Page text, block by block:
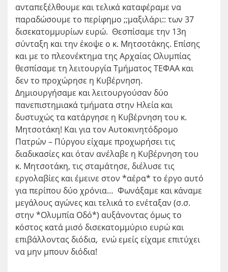
ανταπεξέλθουμε και τελικά καταφέραμε να
παραδώσουμε το περίφημο ;;μαξιλάρι:: των 37
δισεκατομμυρίων ευρώ. Θεσπίσαμε την 13η
σύνταξη και την έκοψε ο κ. Μητσοτάκης. Επίσης
και με το πλεονέκτημα της Αρχαίας Ολυμπίας
θεσπίσαμε τη λειτουργία Τμήματος ΤΕΦΑΑ και
δεν το προχώρησε η Κυβέρνηση.
Δημιουργήσαμε και λειτουργούσαν δύο
πανεπιστημιακά τμήματα στην Ηλεία και
δυστυχώς τα κατάργησε η Κυβέρνηση του κ.
Μητσοτάκη! Και για τον Αυτοκινητόδρομο
Πατρών – Πύργου είχαμε προχωρήσει τις
διαδικασίες και όταν ανέλαβε η Κυβέρνηση του
κ. Μητσοτάκη, τις σταμάτησε, διέλυσε τις
εργολαβίες και έμεινε στον *αέρα* το έργο αυτό
για περίπου δύο χρόνια… Φωνάξαμε και κάναμε
μεγάλους αγώνες και τελικά το ενέταξαν (σ.σ.
στην *Ολυμπία Οδό*) αυξάνοντας όμως το
κόστος κατά μισό δισεκατομμύριο ευρώ και
επιβάλλοντας διόδια, ενώ εμείς είχαμε επιτύχει
να μην μπουν διόδια!